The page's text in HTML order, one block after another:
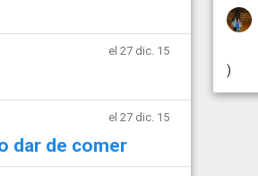
el 27 dic. 15
el 27 dic. 15
dar de comer
)